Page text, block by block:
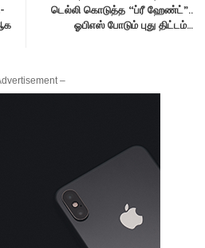
டெல்லி கொடுத்த “ப்ரீ ஹேண்ட்”..
ஓபிஎஸ் போடும் புது திட்டம்…
–